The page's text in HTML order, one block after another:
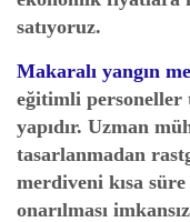
satıyoruz.
Makaralı yangın
eğitimli personeller
yapıdır. Uzman
tasarlanmadan
merdiveni kısa
onarılması